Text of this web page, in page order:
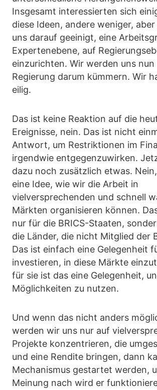
Insgesamt interessierten sich
diese Ideen, andere weniger,
uns darauf geeinigt, eine
Expertenebene, auf
einzurichten. Wir werden uns nun
Regierung darum kümmern. Wir
eilig.
Das ist keine Reaktion auf die
Ereignisse, nein. Das ist nicht
Antwort, um Restriktionen im
irgendwie entgegenzuwirken.
dazu noch zusätzlich etwas.
eine Idee, wie wir die Arbeit in
vielversprechenden und schnell
Märkten organisieren können.
nur für die BRICS-Staaten,
die Länder, die nicht Mitglied der
Das ist einfach eine Gelegenheit
investieren, in diese Märkte
für sie ist das eine Gelegenheit,
Möglichkeiten zu nutzen.
Und wenn das nicht anders
werden wir uns nur auf
Projekte konzentrieren, die
und eine Rendite bringen, dann
Mechanismus gestartet werden,
Meinung nach wird er